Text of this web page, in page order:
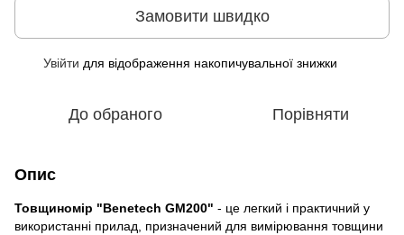
Замовити швидко
Увійти для відображення накопичувальної знижки
До обраного Порівняти
Опис
Товщиномір "Benetech GM200" - це легкий і практичний у
використанні прилад, призначений для вимірювання товщини